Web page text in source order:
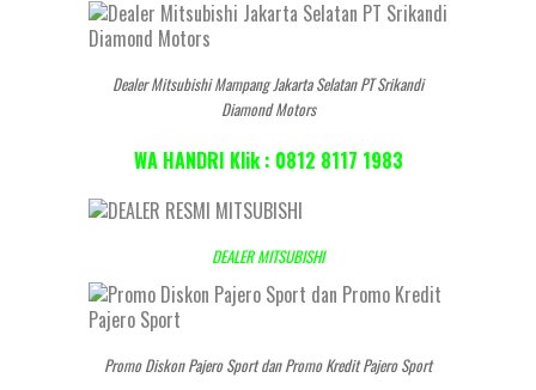
Dealer Mitsubishi Mampang Jakarta Selatan PT Srikandi
Diamond Motors
WA HANDRI Klik : 0812 8117 1983
DEALER MITSUBISHI
Promo Diskon Pajero Sport dan Promo Kredit Pajero Sport